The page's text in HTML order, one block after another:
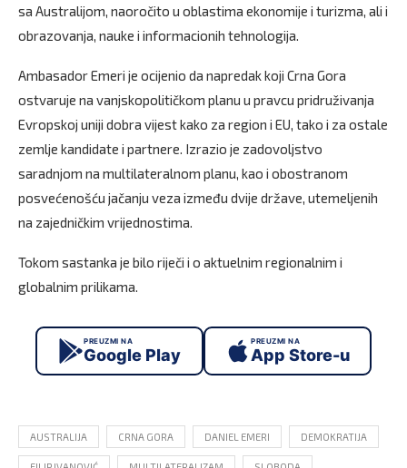
sa Australijom, naoročito u oblastima ekonomije i turizma, ali i
obrazovanja, nauke i informacionih tehnologija.
Ambasador Emeri je ocijenio da napredak koji Crna Gora
ostvaruje na vanjskopolitičkom planu u pravcu pridruživanja
Evropskoj uniji dobra vijest kako za region i EU, tako i za ostale
zemlje kandidate i partnere. Izrazio je zadovoljstvo
saradnjom na multilateralnom planu, kao i obostranom
posvećenošću jačanju veza između dvije države, utemeljenih
na zajedničkim vrijednostima.
Tokom sastanka je bilo riječi i o aktuelnim regionalnim i
globalnim prilikama.
PREUZMI NA
Google Play
PREUZMI NA
App Store-u
AUSTRALIJA CRNA GORA DANIEL EMERI DEMOKRATIJA